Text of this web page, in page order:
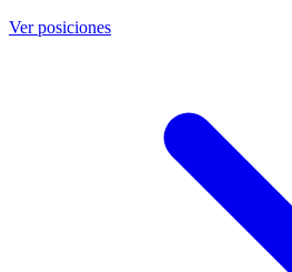
Ver posiciones